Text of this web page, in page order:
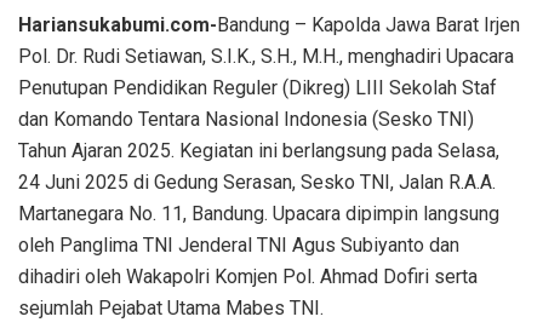
Hariansukabumi.com-Bandung – Kapolda Jawa Barat Irjen
Pol. Dr. Rudi Setiawan, S.I.K., S.H., M.H., menghadiri Upacara
Penutupan Pendidikan Reguler (Dikreg) LIII Sekolah Staf
dan Komando Tentara Nasional Indonesia (Sesko TNI)
Tahun Ajaran 2025. Kegiatan ini berlangsung pada Selasa,
24 Juni 2025 di Gedung Serasan, Sesko TNI, Jalan R.A.A.
Martanegara No. 11, Bandung. Upacara dipimpin langsung
oleh Panglima TNI Jenderal TNI Agus Subiyanto dan
dihadiri oleh Wakapolri Komjen Pol. Ahmad Dofiri serta
sejumlah Pejabat Utama Mabes TNI.